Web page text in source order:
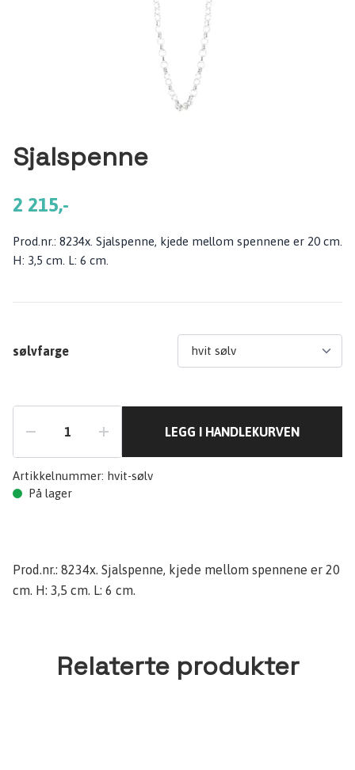
Sjalspenne
2 215,-
Prod.nr.: 8234x. Sjalspenne, kjede mellom spennene er 20 cm.
H: 3,5 cm. L: 6 cm.
sølvfarge
LEGG I HANDLEKURVEN
Artikkelnummer: hvit-sølv
På lager
Prod.nr.: 8234x. Sjalspenne, kjede mellom spennene er 20
cm. H: 3,5 cm. L: 6 cm.
Relaterte produkter